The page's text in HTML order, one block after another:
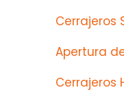
Cerrajeros
Apertura
Cerrajeros